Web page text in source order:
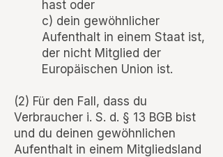
hast oder
c) dein gewöhnlicher
Aufenthalt in einem Staat ist,
der nicht Mitglied der
Europäischen Union ist.
(2) Für den Fall, dass du
Verbraucher i. S. d. § 13 BGB bist
und du deinen gewöhnlichen
Aufenthalt in einem Mitgliedsland